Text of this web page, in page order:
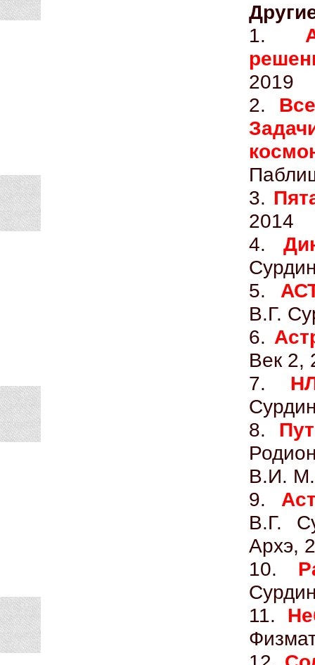
1.
2019
2.
3.
2014
4.
5.
В.Г.
6.
Век 2,
7.
8.
В.И.
9.
В.Г.
Архэ,
10.
11.